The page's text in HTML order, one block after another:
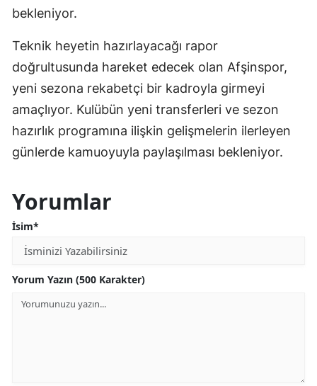
bekleniyor.
Teknik heyetin hazırlayacağı rapor
doğrultusunda hareket edecek olan Afşinspor,
yeni sezona rekabetçi bir kadroyla girmeyi
amaçlıyor. Kulübün yeni transferleri ve sezon
hazırlık programına ilişkin gelişmelerin ilerleyen
günlerde kamuoyuyla paylaşılması bekleniyor.
Yorumlar
İsim*
Yorum Yazın (500 Karakter)